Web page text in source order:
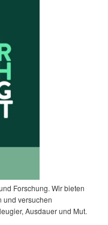
Forschung. Wir bieten
und versuchen
Ausdauer und Mut.